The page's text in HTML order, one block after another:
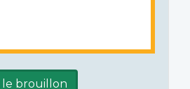
le brouillon